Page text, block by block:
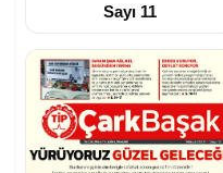
Sayı 11